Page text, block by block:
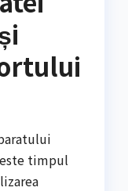
este timpul